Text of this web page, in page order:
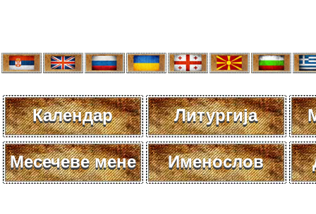
Календар Литургија
Месечеве мене Именослов